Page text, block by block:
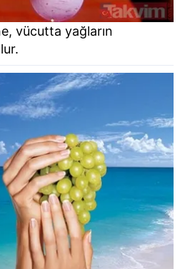
vücutta yağların